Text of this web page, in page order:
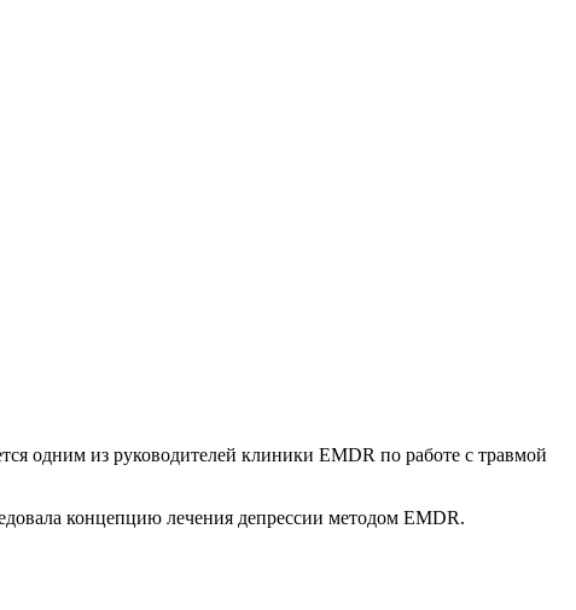
одним из руководителей клиники EMDR по работе с травмой
концепцию лечения депрессии методом EMDR.